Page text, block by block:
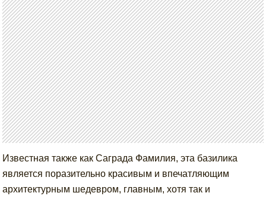
Известная также как Саграда Фамилия, эта базилика
является поразительно красивым и впечатляющим
архитектурным шедевром, главным, хотя так и